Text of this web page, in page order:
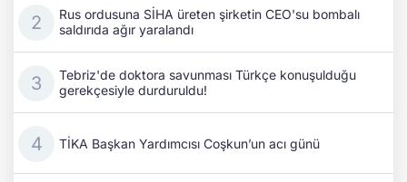
Rus ordusuna SİHA üreten şirketin CEO'su bombalı
saldırıda ağır yaralandı
Tebriz'de doktora savunması Türkçe konuşulduğu
gerekçesiyle durduruldu!
TİKA Başkan Yardımcısı Coşkun’un acı günü